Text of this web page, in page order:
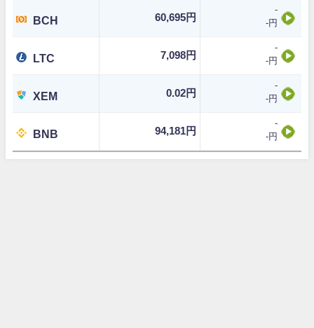
BCH 60,695円
-
-円
LTC 7,098円
-
-円
XEM 0.02円
-
-円
BNB 94,181円
-
-円